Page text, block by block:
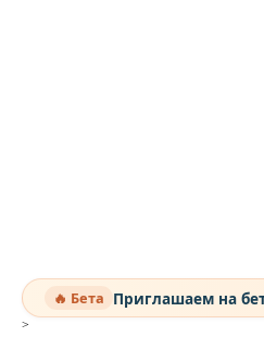
🔥 Бета Приглашаем на
>